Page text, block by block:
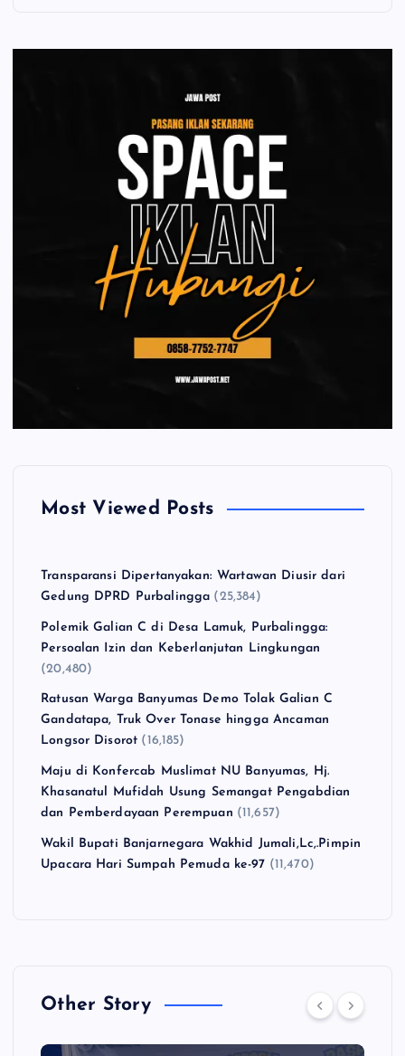
Most Viewed Posts
Transparansi Dipertanyakan: Wartawan Diusir dari
Gedung DPRD Purbalingga (25,384)
Polemik Galian C di Desa Lamuk, Purbalingga:
Persoalan Izin dan Keberlanjutan Lingkungan
(20,480)
Ratusan Warga Banyumas Demo Tolak Galian C
Gandatapa, Truk Over Tonase hingga Ancaman
Longsor Disorot (16,185)
Maju di Konfercab Muslimat NU Banyumas, Hj.
Khasanatul Mufidah Usung Semangat Pengabdian
dan Pemberdayaan Perempuan (11,657)
Wakil Bupati Banjarnegara Wakhid Jumali,Lc,.Pimpin
Upacara Hari Sumpah Pemuda ke-97 (11,470)
Other Story